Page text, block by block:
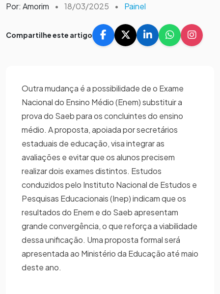
Por: Amorim • 18/03/2025 • Painel
Compartilhe este artigo
Outra mudança é a possibilidade de o Exame
Nacional do Ensino Médio (Enem) substituir a
prova do Saeb para os concluintes do ensino
médio. A proposta, apoiada por secretários
estaduais de educação, visa integrar as
avaliações e evitar que os alunos precisem
realizar dois exames distintos. Estudos
conduzidos pelo Instituto Nacional de Estudos e
Pesquisas Educacionais (Inep) indicam que os
resultados do Enem e do Saeb apresentam
grande convergência, o que reforça a viabilidade
dessa unificação. Uma proposta formal será
apresentada ao Ministério da Educação até maio
deste ano.